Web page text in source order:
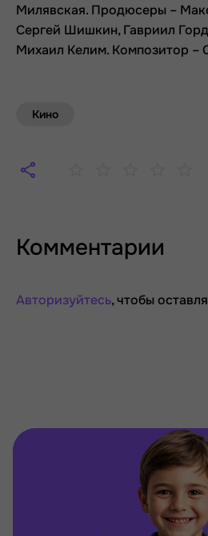
Милявская. Продюсеры –
Сергей Шишкин, Гавриил
Михаил Келим. Композитор –
Кино
Комментарии
Авторизуйтесь, чтобы